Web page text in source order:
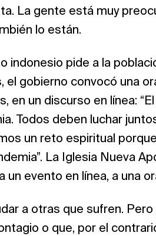
La gente está muy
lo están.
indonesio pide a la
gobierno convocó una
en un discurso en línea:
Todos deben luchar
un reto espiritual
La Iglesia Nueva
un evento en línea, a una
a otras que sufren.
o que, por el